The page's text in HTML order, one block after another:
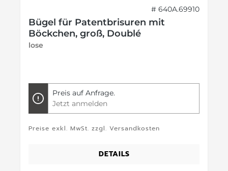
# 640A.69910
Bügel für Patentbrisuren mit
Böckchen, groß, Doublé
lose
Preis auf Anfrage.
Jetzt anmelden
Preise exkl. MwSt. zzgl. Versandkosten
DETAILS